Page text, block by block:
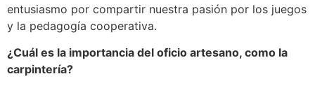
entusiasmo por compartir nuestra pasión por los juegos
y la pedagogía cooperativa.
¿Cuál es la importancia del oficio artesano, como la
carpintería?